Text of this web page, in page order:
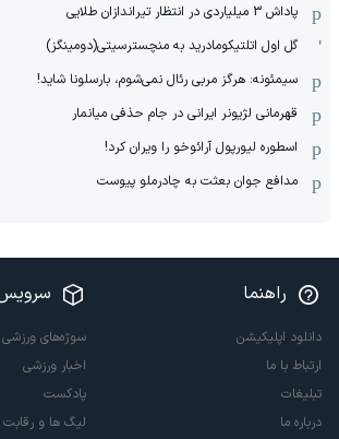
پاداش 3 میلیاردی در انتظار تیراندازان طلایی
گل اول اتلتیکومادرید به منچسترسیتی(دومینگز)
سیمئونه: هرگز مربی رئال نمی‌شوم، بارسلونا شاید!
قهرمانی لژیونر ایرانی در جام حذفی میانمار
اسطوره لیورپول آرائوخو را ویران کرد!
مدافع جوان بعثت به چادرملو پیوست
راهنما
دانلود اپلیکیشن
ارتباط با ما
تبلیغات
درباره ما
سوژه‌های
اخبار ورزشی
پادکست
لیگ ها و رقابت